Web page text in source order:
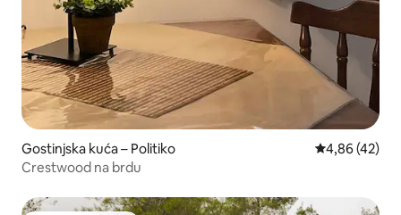
Gostinjska kuća – Politiko Prosječna
4,86 (42)
Crestwood na brdu